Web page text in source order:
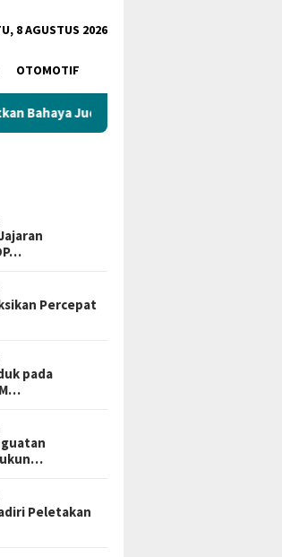
8 AGUSTUS 2026
OTOMOTIF
Judi Online dan Pinjaman Online
Polda Jambi Ungkap Dugaan
Percepat
pada
Peletakan